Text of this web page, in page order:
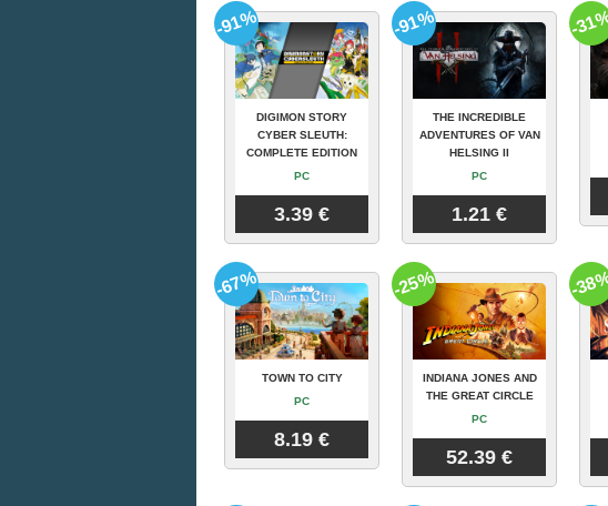
DIGIMON STORY
CYBER SLEUTH:
COMPLETE EDITION
PC
3.39 €
-91%
THE INCREDIBLE
ADVENTURES OF VAN
HELSING II
PC
1.21 €
-91% -
TOWN TO CITY
PC
8.19 €
-67%
INDIANA JONES AND
THE GREAT CIRCLE
PC
52.39 €
-25% -